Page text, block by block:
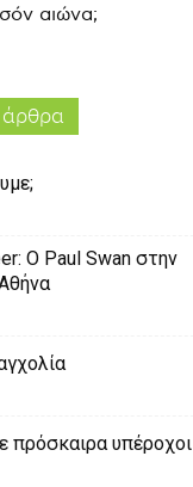
αιώνα;
O Paul Swan στην
πρόσκαιρα υπέροχοι